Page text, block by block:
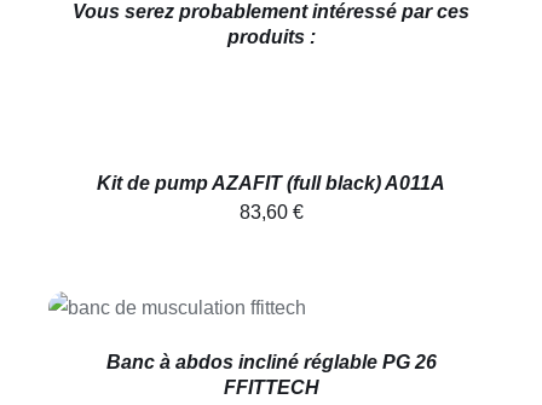
Vous serez probablement intéressé par ces
produits :
DÉTAILSKit de pump AZAFIT (full black) A011A
83,60 €
/
Banc à abdos incliné réglable PG 26
FFITTECH